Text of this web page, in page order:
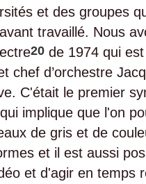
et des groupes
travaillé. Nous
20 de 1974 qui
chef d’orchestre
C'était le premier
implique que l'on
de gris et de
et il est aussi
et d'agir en temps